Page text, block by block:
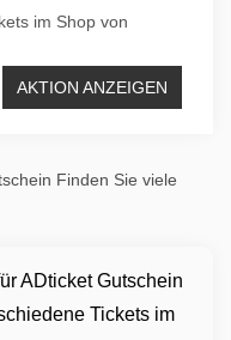
im Shop von
AKTION ANZEIGEN
Finden Sie viele
ADticket Gutschein
Tickets im